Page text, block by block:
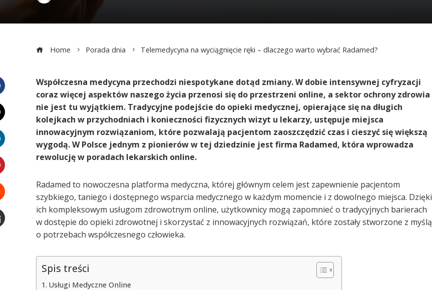
Home Porada dnia Telemedycyna na wyciągnięcie ręki – dlaczego warto wybrać Radamed?
Współczesna medycyna przechodzi niespotykane dotąd zmiany. W dobie intensywnej cyfryzacji
coraz więcej aspektów naszego życia przenosi się do przestrzeni online, a sektor ochrony zdrowia
nie jest tu wyjątkiem. Tradycyjne podejście do opieki medycznej, opierające się na długich
kolejkach w przychodniach i konieczności fizycznych wizyt u lekarzy, ustępuje miejsca
innowacyjnym rozwiązaniom, które pozwalają pacjentom zaoszczędzić czas i cieszyć się większą
wygodą. W Polsce jednym z pionierów w tej dziedzinie jest firma Radamed, która wprowadza
rewolucję w poradach lekarskich online.
Radamed to nowoczesna platforma medyczna, której głównym celem jest zapewnienie pacjentom
szybkiego, taniego i dostępnego wsparcia medycznego w każdym momencie i z dowolnego miejsca. Dzięki
ich kompleksowym usługom zdrowotnym online, użytkownicy mogą zapomnieć o tradycyjnych barierach
w dostępie do opieki zdrowotnej i skorzystać z innowacyjnych rozwiązań, które zostały stworzone z myślą
o potrzebach współczesnego człowieka.
Spis treści
Usługi Medyczne Online